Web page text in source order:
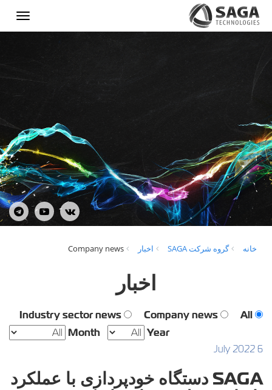
Show
menu
خانه گروه شرکت SAGA اخبار Company news
اخبار
Year
Month
6 July 2022
SAGA دستگاه خودپردازی با عملکرد